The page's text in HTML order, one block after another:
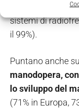
visione
sistemi di
il 99%).
Puntano anche
manodopera,
lo sviluppo del
(71% in Europa,